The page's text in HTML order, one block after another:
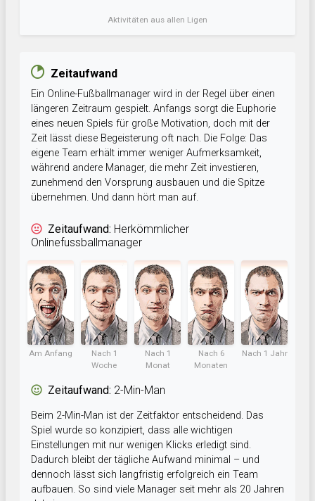
Aktivitäten aus allen Ligen
Zeitaufwand
Ein Online-Fußballmanager wird in der Regel über einen
längeren Zeitraum gespielt. Anfangs sorgt die Euphorie
eines neuen Spiels für große Motivation, doch mit der
Zeit lässt diese Begeisterung oft nach. Die Folge: Das
eigene Team erhält immer weniger Aufmerksamkeit,
während andere Manager, die mehr Zeit investieren,
zunehmend den Vorsprung ausbauen und die Spitze
übernehmen. Und dann hört man auf.
Zeitaufwand: Herkömmlicher
Onlinefussballmanager
Am Anfang
Nach 1
Woche
Nach 1
Monat
Nach 6
Monaten
Nach 1 Jahr
Zeitaufwand: 2-Min-Man
Beim 2-Min-Man ist der Zeitfaktor entscheidend. Das
Spiel wurde so konzipiert, dass alle wichtigen
Einstellungen mit nur wenigen Klicks erledigt sind.
Dadurch bleibt der tägliche Aufwand minimal – und
dennoch lässt sich langfristig erfolgreich ein Team
aufbauen. So sind viele Manager seit mehr als 20 Jahren